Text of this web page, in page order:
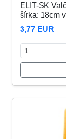
ELIT-SK
šírka: 18cm
3,77 EUR